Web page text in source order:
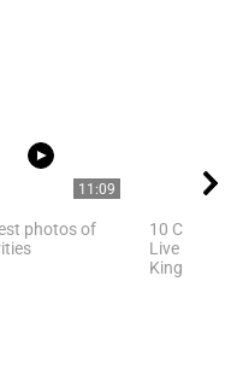
11:09
photos of
10
Live In
Kingdom